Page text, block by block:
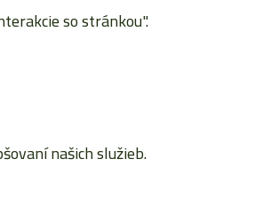
so stránkou".
našich služieb.